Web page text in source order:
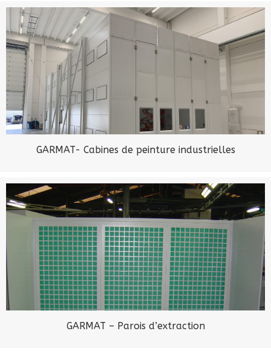
GARMAT- Cabines de peinture industrielles
GARMAT – Parois d’extraction